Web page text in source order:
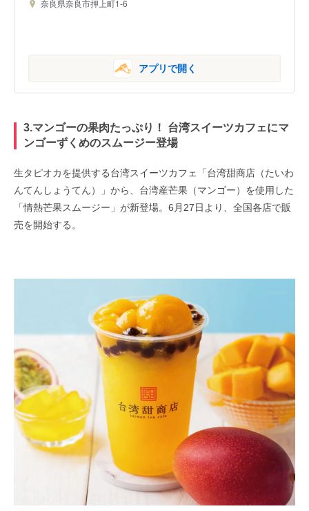
奈良県奈良市押上町1-6
アプリで開く
3.マンゴーの果肉たっぷり！ 台湾スイーツカフェにマ
ンゴーずくめのスムージー登場
生タピオカを提供する台湾スイーツカフェ「台湾甜商店（たいわ
んてんしょうてん）」から、台湾産芒果（マンゴー）を使用した
「情熱芒果スムージー」が新登場。6月27日より、全国各店で販
売を開始する。